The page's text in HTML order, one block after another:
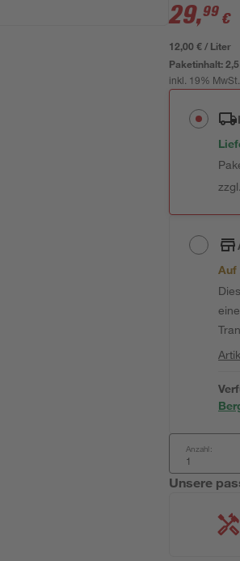
29,99 €
12,00 € / Liter
Paketinhalt:
inkl. 19% MwSt.
Auf
Anzahl:
Unsere